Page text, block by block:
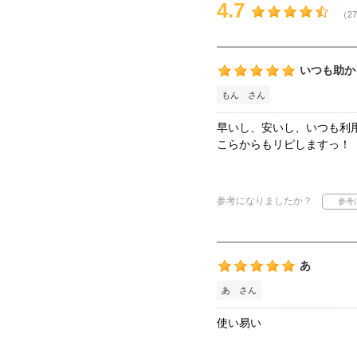
4.7 （
いつも助
もん さん
早いし、安いし、いつも利
こらからもリピしますっ！
参考になりましたか？
あ
あ さん
使い易い